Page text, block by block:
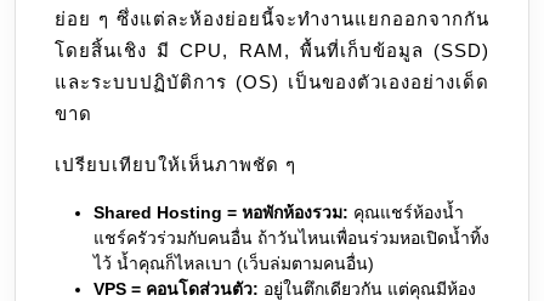
ย่อย ๆ ซึ่งแต่ละห้องย่อยนี้จะทำงานแยกออกจากกัน
โดยสิ้นเชิง มี CPU, RAM, พื้นที่เก็บข้อมูล (SSD)
และระบบปฏิบัติการ (OS) เป็นของตัวเองอย่างเด็ด
ขาด
เปรียบเทียบให้เห็นภาพชัด ๆ
Shared Hosting = หอพักห้องรวม: คุณแชร์ห้องน้ำ
แชร์ครัวร่วมกับคนอื่น ถ้าวันไหนเพื่อนร่วมหอเปิดน้ำทิ้ง
ไว้ น้ำคุณก็ไหลเบา (เว็บล่มตามคนอื่น)
VPS = คอนโดส่วนตัว: อยู่ในตึกเดียวกัน แต่คุณมีห้อง